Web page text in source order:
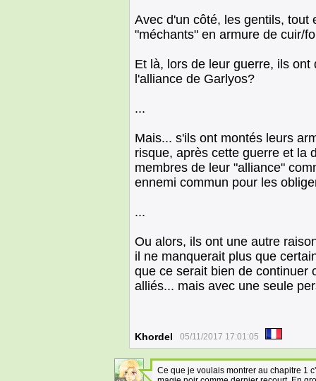
Avec d'un côté, les gentils, tout
"méchants" en armure de cuir/
Et là, lors de leur guerre, ils
l'alliance de Garlyos?
...
Mais... s'ils ont montés leurs
risque, après cette guerre et la
membres de leur "alliance"
ennemi commun pour les
...
Ou alors, ils ont une autre
il ne manquerait plus que
que ce serait bien de continuer
alliés... mais avec une seule
Khordel 05/11/2017 17:01:05
Ce que je voulais montrer au chapitre 1